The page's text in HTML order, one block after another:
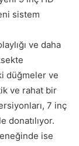
sistem
ve daha
düğmeler ve
ve rahat bir
7 inç
donatılıyor.
ise